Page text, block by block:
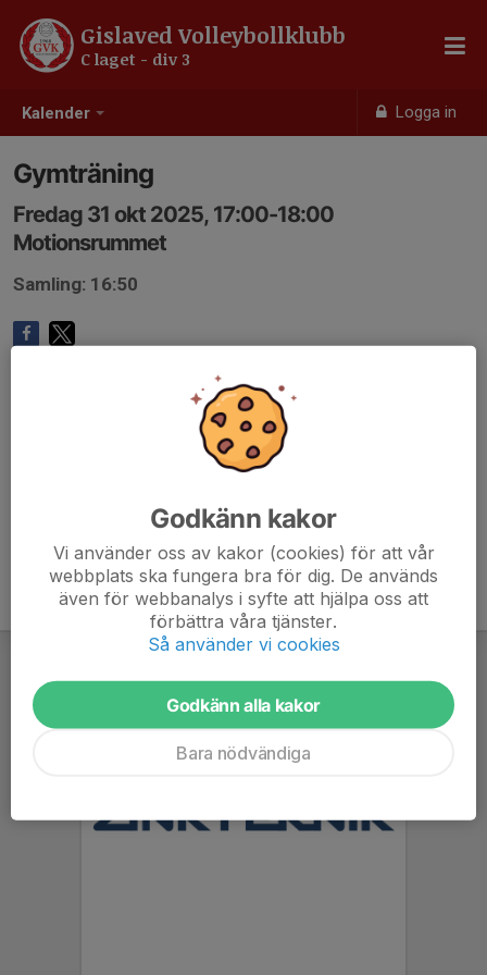
Kalender Logga in
Gislaved Volleybollklubb
C laget - div 3
Gymträning
Fredag 31 okt 2025, 17:00-18:00
Motionsrummet
Samling: 16:50
Godkänn kakor
Vi använder oss av kakor (cookies) för att vår
webbplats ska fungera bra för dig. De används
även för webbanalys i syfte att hjälpa oss att
förbättra våra tjänster.
Så använder vi cookies
Godkänn alla kakor
Bara nödvändiga